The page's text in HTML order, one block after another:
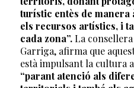
turístic entès de manera
els recursos artístics, i
cada zona”.La
Garriga, afirma que
està impulsant la cultura
“parant atenció als